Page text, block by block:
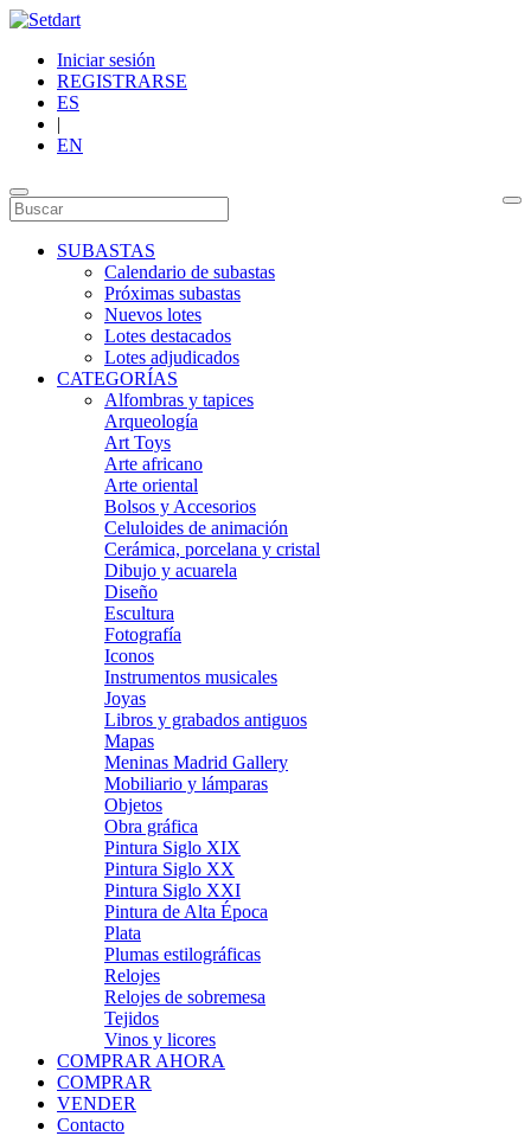
Iniciar sesión
REGISTRARSE
ES
|
EN
SUBASTAS
Calendario de subastas
Próximas subastas
Nuevos lotes
Lotes destacados
Lotes adjudicados
CATEGORÍAS
Alfombras y tapices
Arqueología
Art Toys
Arte africano
Arte oriental
Bolsos y Accesorios
Celuloides de animación
Cerámica, porcelana y cristal
Dibujo y acuarela
Diseño
Escultura
Fotografía
Iconos
Instrumentos musicales
Joyas
Libros y grabados antiguos
Mapas
Meninas Madrid Gallery
Mobiliario y lámparas
Objetos
Obra gráfica
Pintura Siglo XIX
Pintura Siglo XX
Pintura Siglo XXI
Pintura de Alta Época
Plata
Plumas estilográficas
Relojes
Relojes de sobremesa
Tejidos
Vinos y licores
COMPRAR AHORA
COMPRAR
VENDER
Contacto